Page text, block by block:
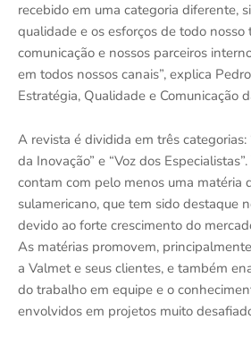
recebido em uma categoria diferente,
qualidade e os esforços de todo
comunicação e nossos parceiros
em todos nossos canais”, explica
Estratégia, Qualidade e Comunicação
A revista é dividida em três categorias:
da Inovação” e “Voz dos
contam com pelo menos uma matéria
sulamericano, que tem sido destaque
devido ao forte crescimento do
As matérias promovem,
a Valmet e seus clientes, e também
do trabalho em equipe e o
envolvidos em projetos muito